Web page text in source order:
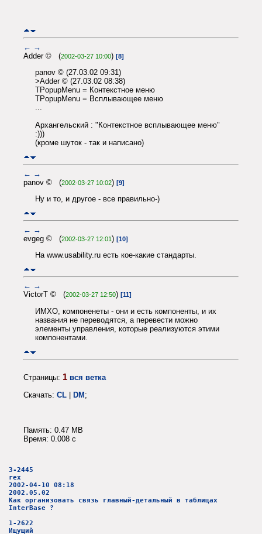
← →
Adder © (2002-03-27 10:00) [8]
panov © (27.03.02 09:31)
>Adder © (27.03.02 08:38)
TPopupMenu = Контекстное меню
TPopupMenu = Всплывающее меню
Архангельский : "Контекстное всплывающее меню"
:)))
(кроме шуток - так и написано)
← →
panov © (2002-03-27 10:02) [9]
Ну и то, и другое - все правильно-)
← →
evgeg © (2002-03-27 12:01) [10]
На www.usability.ru есть кое-какие стандарты.
← →
VictorT © (2002-03-27 12:50) [11]
ИМХО, компоненеты - они и есть компоненты, и их
названия не переводятся, а перевести можно
элементы управления, которые реализуются этими
компонентами.
Страницы: 1 вся ветка
Скачать: CL DM ;
Память: 0.47 MB
Время: 0.008 c
3-2445
rex
2002-04-10 08:18
2002.05.02
Как организовать связь главный-детальный в таблицах
InterBase ?
1-2622
Ищущий